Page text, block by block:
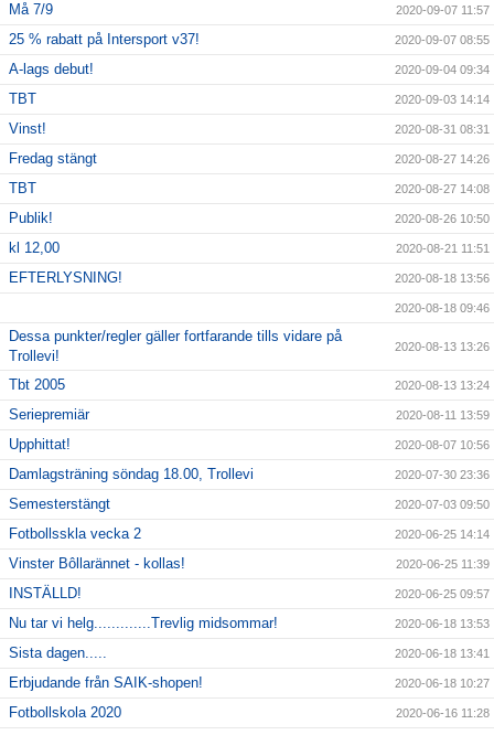
Må 7/9 2020-09-07 11:57
25 % rabatt på Intersport v37! 2020-09-07 08:55
A-lags debut! 2020-09-04 09:34
TBT 2020-09-03 14:14
Vinst! 2020-08-31 08:31
Fredag stängt 2020-08-27 14:26
TBT 2020-08-27 14:08
Publik! 2020-08-26 10:50
kl 12,00 2020-08-21 11:51
EFTERLYSNING! 2020-08-18 13:56
2020-08-18 09:46
Dessa punkter/regler gäller fortfarande tills vidare på
Trollevi!
2020-08-13 13:26
Tbt 2005 2020-08-13 13:24
Seriepremiär 2020-08-11 13:59
Upphittat! 2020-08-07 10:56
Damlagsträning söndag 18.00, Trollevi 2020-07-30 23:36
Semesterstängt 2020-07-03 09:50
Fotbollsskla vecka 2 2020-06-25 14:14
Vinster Bôllarännet - kollas! 2020-06-25 11:39
INSTÄLLD! 2020-06-25 09:57
Nu tar vi helg.............Trevlig midsommar! 2020-06-18 13:53
Sista dagen..... 2020-06-18 13:41
Erbjudande från SAIK-shopen! 2020-06-18 10:27
Fotbollskola 2020 2020-06-16 11:28